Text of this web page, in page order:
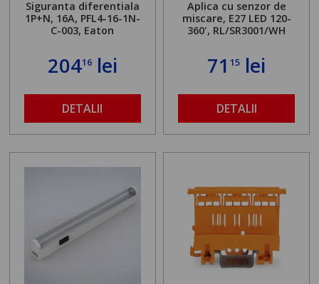
Siguranta diferentiala
1P+N, 16A, PFL4-16-1N-
C-003, Eaton
20416lei
DETALII
Aplica cu senzor de
miscare, E27 LED 120-
360', RL/SR3001/WH
7115 lei
DETALII